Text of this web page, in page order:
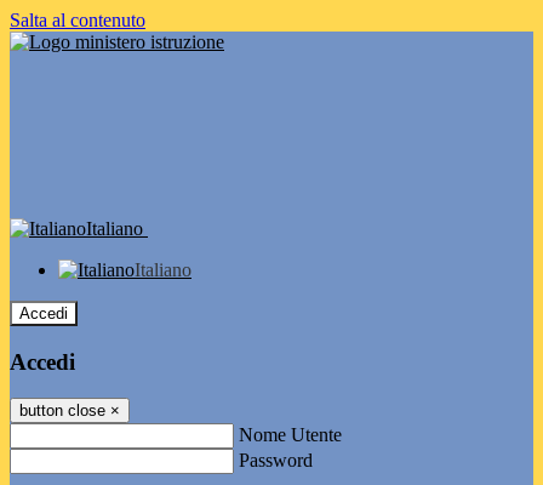
Salta al contenuto
Italiano
Italiano
Accedi
Accedi
button close ×
Nome Utente
Password